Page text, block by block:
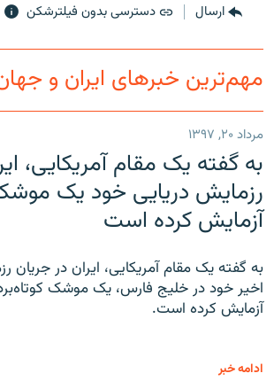
ارسال دسترسی بدون فیلترشکن
مهم‌ترین خبرهای ایران و
مرداد ۲۰, ۱۳۹۷
به گفته یک مقام آمریکایی،
رزمایش دریایی خود یک
آزمایش کرده است
به گفته یک مقام آمریکایی، ایران در جریان
اخیر خود در خلیج فارس، یک موشک
آزمایش کرده است.
ادامه خبر